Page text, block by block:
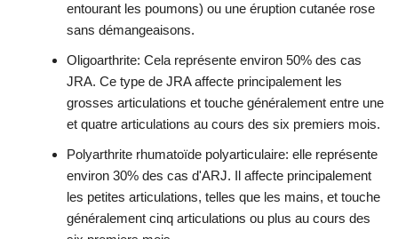
entourant les poumons) ou une éruption cutanée rose
sans démangeaisons.
Oligoarthrite: Cela représente environ 50% des cas
JRA. Ce type de JRA affecte principalement les
grosses articulations et touche généralement entre une
et quatre articulations au cours des six premiers mois.
Polyarthrite rhumatoïde polyarticulaire: elle représente
environ 30% des cas d'ARJ. Il affecte principalement
les petites articulations, telles que les mains, et touche
généralement cinq articulations ou plus au cours des